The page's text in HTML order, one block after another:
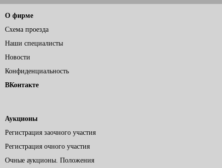
О фирме
Схема проезда
Наши специалисты
Новости
Конфиденциальность
ВКонтакте
Аукционы
Регистрация заочного участия
Регистрация очного участия
Очные аукционы. Положения